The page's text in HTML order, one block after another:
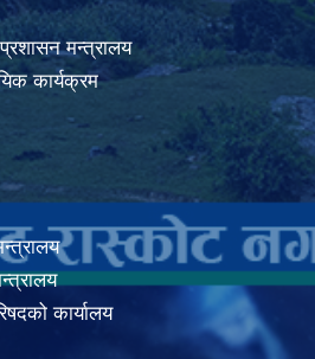
मन्त्रालय
कार्यक्रम
कार्यालय